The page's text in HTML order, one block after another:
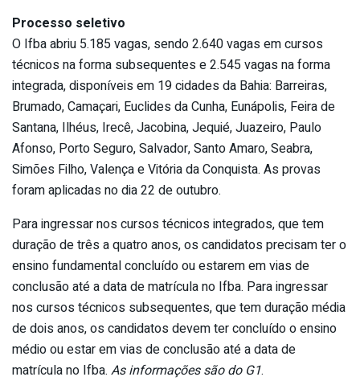
Processo seletivo
O Ifba abriu 5.185 vagas, sendo 2.640 vagas em cursos
técnicos na forma subsequentes e 2.545 vagas na forma
integrada, disponíveis em 19 cidades da Bahia: Barreiras,
Brumado, Camaçari, Euclides da Cunha, Eunápolis, Feira de
Santana, Ilhéus, Irecê, Jacobina, Jequié, Juazeiro, Paulo
Afonso, Porto Seguro, Salvador, Santo Amaro, Seabra,
Simões Filho, Valença e Vitória da Conquista. As provas
foram aplicadas no dia 22 de outubro.
Para ingressar nos cursos técnicos integrados, que tem
duração de três a quatro anos, os candidatos precisam ter o
ensino fundamental concluído ou estarem em vias de
conclusão até a data de matrícula no Ifba. Para ingressar
nos cursos técnicos subsequentes, que tem duração média
de dois anos, os candidatos devem ter concluído o ensino
médio ou estar em vias de conclusão até a data de
matrícula no Ifba. As informações são do G1.